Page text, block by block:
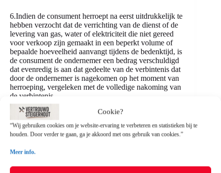
Cookie?
“Wij gebruiken cookies om je website-ervaring te verbeteren en statistieken bij te
houden. Door verder te gaan, ga je akkoord met ons gebruik van cookies.”
Meer info.
6.Indien de consument herroept na eerst uitdrukkelijk te
hebben verzocht dat de verrichting van de dienst of de
levering van gas, water of elektriciteit die niet gereed
voor verkoop zijn gemaakt in een beperkt volume of
bepaalde hoeveelheid aanvangt tijdens de bedenktijd, is
de consument de ondernemer een bedrag verschuldigd
dat evenredig is aan dat gedeelte van de verbintenis dat
door de ondernemer is nagekomen op het moment van
herroeping, vergeleken met de volledige nakoming van
de verbintenis.
7.De consument draagt geen kosten voor de uitvoering
van diensten of de levering van water, gas of
elektriciteit, die niet gereed voor verkoop zijn gemaakt
van stadsverwarming, indien: